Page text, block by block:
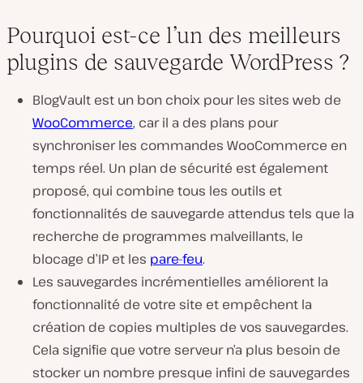
Pourquoi est-ce l’un des meilleurs
plugins de sauvegarde WordPress ?
BlogVault est un bon choix pour les sites web de
WooCommerce, car il a des plans pour
synchroniser les commandes WooCommerce en
temps réel. Un plan de sécurité est également
proposé, qui combine tous les outils et
fonctionnalités de sauvegarde attendus tels que la
recherche de programmes malveillants, le
blocage d’IP et les pare-feu.
Les sauvegardes incrémentielles améliorent la
fonctionnalité de votre site et empêchent la
création de copies multiples de vos sauvegardes.
Cela signifie que votre serveur n’a plus besoin de
stocker un nombre presque infini de sauvegardes